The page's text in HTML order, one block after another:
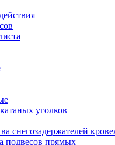
уголков
снегозадержателей
подвесов прямых